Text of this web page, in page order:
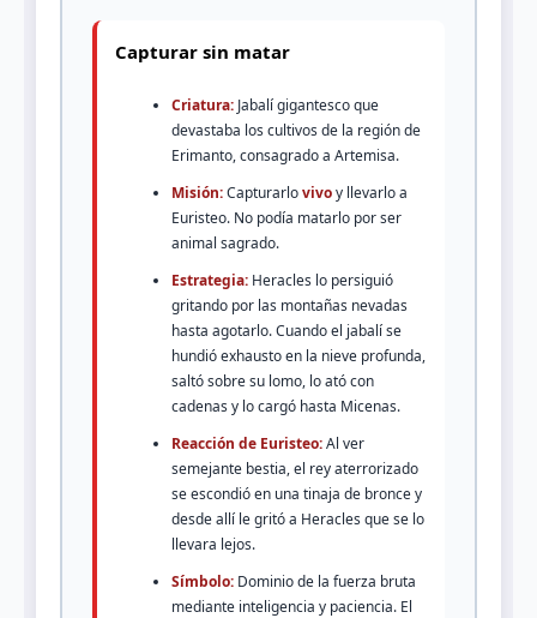
Capturar sin matar
Criatura: Jabalí gigantesco que
devastaba los cultivos de la región de
Erimanto, consagrado a Artemisa.
Misión:Capturarlovivoy llevarlo a
Euristeo. No podía matarlo por ser
animal sagrado.
Estrategia: Heracles lo persiguió
gritando por las montañas nevadas
hasta agotarlo. Cuando el jabalí se
hundió exhausto en la nieve profunda,
saltó sobre su lomo, lo ató con
cadenas y lo cargó hasta Micenas.
Reacción de Euristeo:Al ver
semejante bestia, el rey aterrorizado
se escondió en una tinaja de bronce y
desde allí le gritó a Heracles que se lo
llevara lejos.
Símbolo: Dominio de la fuerza bruta
mediante inteligencia y paciencia. El